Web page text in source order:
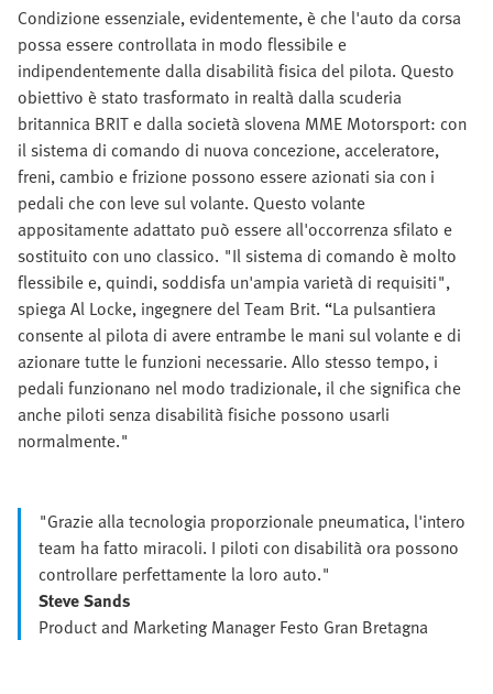
Condizione essenziale, evidentemente, è che l'auto da corsa
possa essere controllata in modo flessibile e
indipendentemente dalla disabilità fisica del pilota. Questo
obiettivo è stato trasformato in realtà dalla scuderia
britannica BRIT e dalla società slovena MME Motorsport: con
il sistema di comando di nuova concezione, acceleratore,
freni, cambio e frizione possono essere azionati sia con i
pedali che con leve sul volante. Questo volante
appositamente adattato può essere all'occorrenza sfilato e
sostituito con uno classico. "Il sistema di comando è molto
flessibile e, quindi, soddisfa un'ampia varietà di requisiti",
spiega Al Locke, ingegnere del Team Brit. “La pulsantiera
consente al pilota di avere entrambe le mani sul volante e di
azionare tutte le funzioni necessarie. Allo stesso tempo, i
pedali funzionano nel modo tradizionale, il che significa che
anche piloti senza disabilità fisiche possono usarli
normalmente."
"Grazie alla tecnologia proporzionale pneumatica, l'intero
team ha fatto miracoli. I piloti con disabilità ora possono
controllare perfettamente la loro auto."
Steve Sands
Product and Marketing Manager Festo Gran Bretagna